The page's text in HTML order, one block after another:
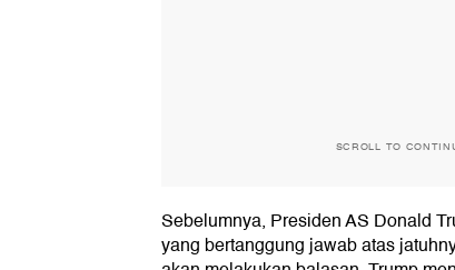
SCROLL TO
Sebelumnya, Presiden AS Donald
yang bertanggung jawab atas